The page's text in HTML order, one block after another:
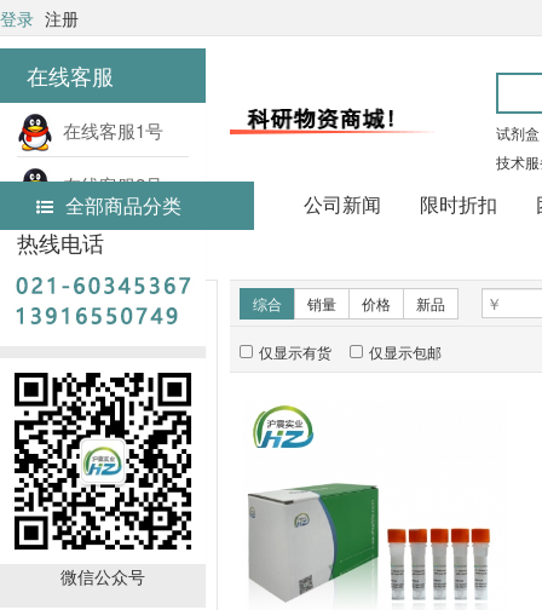
在线客服
在线客服1号
在线客服2号
热线电话
微信公众号
登录 注册
试剂盒
技术
全部商品分类 公司新闻 限时折扣
首页
实验试剂
新品推荐
SMD1168 毕赤酵母
HZJ5033
综合 销量 价格 新品
仅显示有货 仅显示包邮